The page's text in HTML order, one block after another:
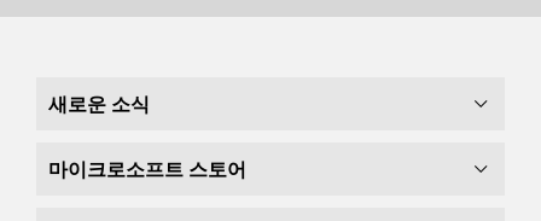
새로운 소식
마이크로소프트 스토어